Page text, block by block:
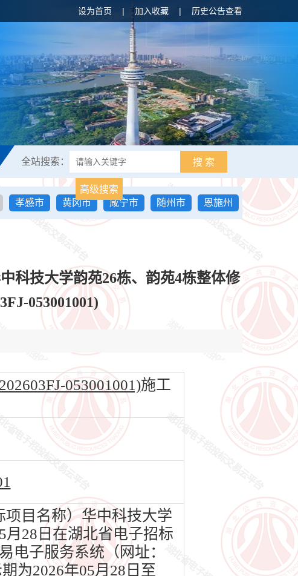
设为首页 | 加入收藏 | 历史公告查看
全站搜索： 搜 索
高级搜索
孝感市 黄冈市 咸宁市 随州市
恩施州
科技大学韵苑26栋、韵苑4栋整体修
053001001)
053001001)施工
目名称）华中科技大学
28日在湖北省电子招标
电子服务系统（网址：
为2026年05月28日至